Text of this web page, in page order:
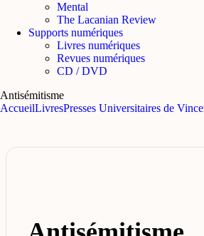
Mental
The Lacanian Review
Supports numériques
Livres numériques
Revues numériques
CD / DVD
Antisémitisme
AccueilLivresPresses Universitaires de